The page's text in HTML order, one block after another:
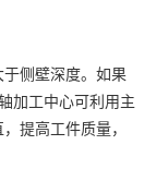
侧壁深度。如果
加工中心可利用主
提高工件质量，